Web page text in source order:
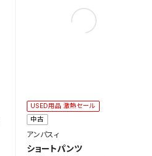
USED用品 激熱セール
中古
アンパスィ
ショートパンツ